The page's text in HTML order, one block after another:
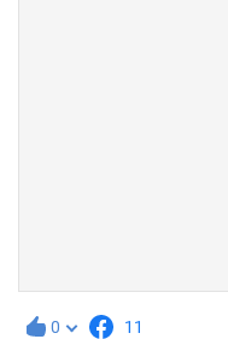
0 11